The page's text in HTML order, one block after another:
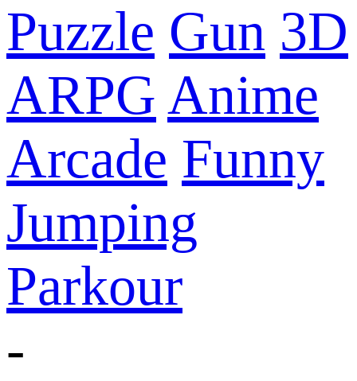
Puzzle Gun 3D
ARPG Anime
Arcade Funny
Jumping
Parkour
-